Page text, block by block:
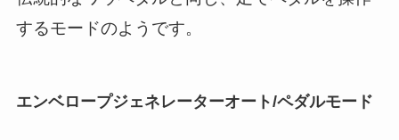
するモードのようです。
エンベロープジェネレーターオート/ペダルモード